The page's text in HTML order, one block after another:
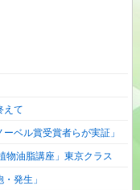
えて
ベル賞受賞者らが実証」
物油脂講座」東京クラス
発生」